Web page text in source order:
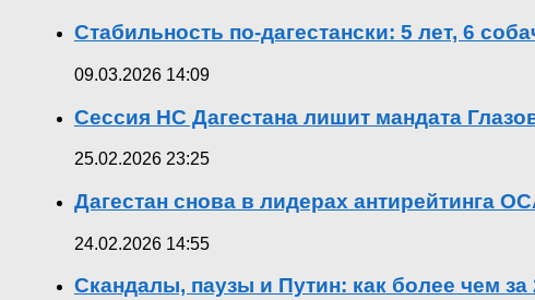
Стабильность по-дагестански: 5 лет, 6
09.03.2026 14:09
Сессия НС Дагестана лишит мандата
25.02.2026 23:25
Дагестан снова в лидерах антирейтинга
24.02.2026 14:55
Скандалы, паузы и Путин: как более чем